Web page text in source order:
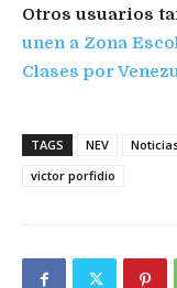
Otros usuarios
unen a Zona
Clases por
TAGS NEV
victor porfidio